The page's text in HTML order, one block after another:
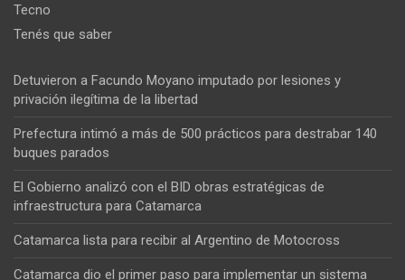
Tecno
Tenés que saber
Detuvieron a Facundo Moyano imputado por lesiones y
privación ilegítima de la libertad
Prefectura intimó a más de 500 prácticos para destrabar 140
buques parados
El Gobierno analizó con el BID obras estratégicas de
infraestructura para Catamarca
Catamarca lista para recibir al Argentino de Motocross
Catamarca dio el primer paso para implementar un sistema